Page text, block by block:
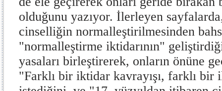
olduğunu yazıyor. İlerleyen
cinselliğin normalleştirilmesinden
"normalleştirme iktidarının"
yasaları birleştirerek, onların önüne
"Farklı bir iktidar kavrayışı, farklı